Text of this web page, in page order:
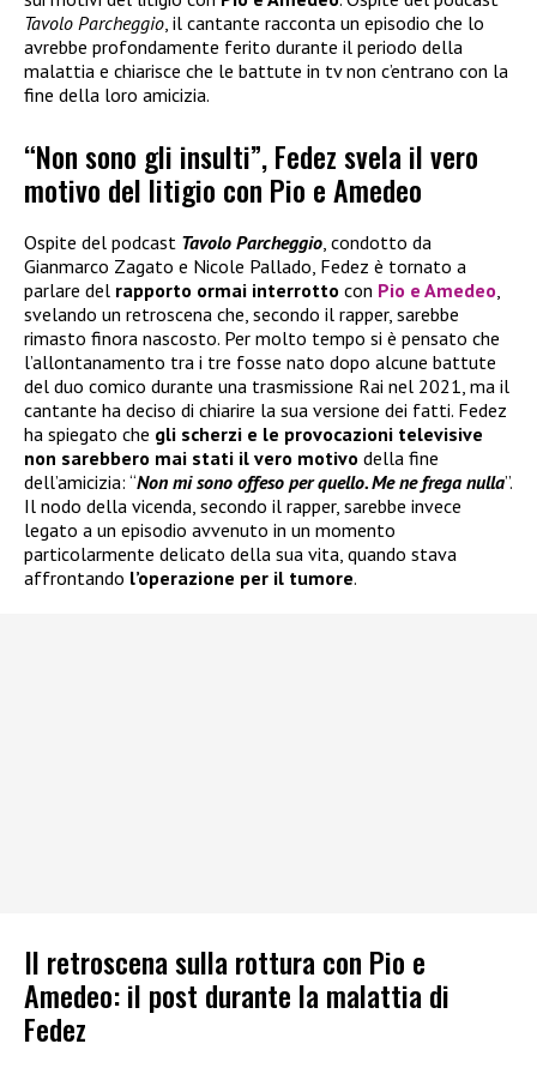
Tavolo Parcheggio, il cantante racconta un episodio che lo
avrebbe profondamente ferito durante il periodo della
malattia e chiarisce che le battute in tv non c’entrano con la
fine della loro amicizia.
“Non sono gli insulti”, Fedez svela il vero
motivo del litigio con Pio e Amedeo
Ospite del podcast Tavolo Parcheggio , condotto da
Gianmarco Zagato e Nicole Pallado, Fedez è tornato a
parlare del rapporto ormai interrotto con Pio e Amedeo
svelando un retroscena che, secondo il rapper, sarebbe
rimasto finora nascosto. Per molto tempo si è pensato che
l’allontanamento tra i tre fosse nato dopo alcune battute
del duo comico durante una trasmissione Rai nel 2021, ma il
cantante ha deciso di chiarire la sua versione dei fatti. Fedez
ha spiegato che gli scherzi e le provocazioni televisive
non sarebbero mai stati il vero motivo della fine
dell’amicizia: “Non mi sono offeso per quello. Me ne frega nulla”.
Il nodo della vicenda, secondo il rapper, sarebbe invece
legato a un episodio avvenuto in un momento
particolarmente delicato della sua vita, quando stava
affrontando l’operazione per il tumore.
Il retroscena sulla rottura con Pio e
Amedeo: il post durante la malattia di
Fedez